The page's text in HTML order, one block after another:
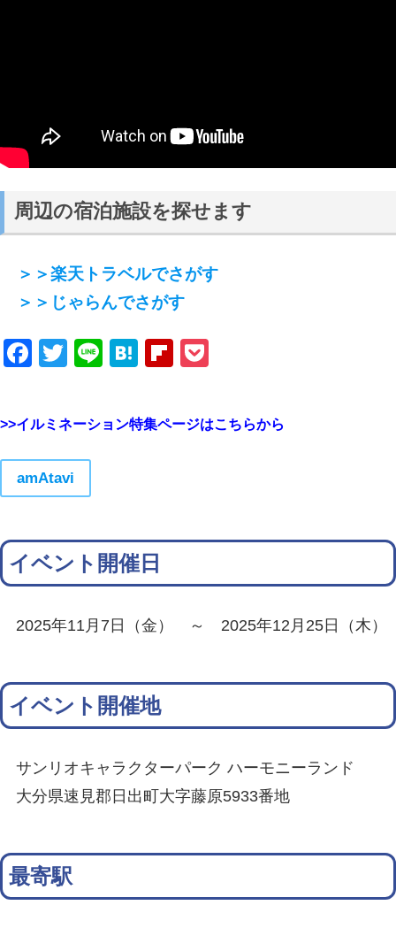
周辺の宿泊施設を探せます
＞＞楽天トラベルでさがす
＞＞じゃらんでさがす
Facebook
Twitter
LineHatenaFlipboard
>>イルミネーション特集ページはこちらから
amAtavi
イベント開催日
2025年11月7日（金） ～ 2025年12月25日（木）
イベント開催地
サンリオキャラクターパーク ハーモニーランド
大分県速見郡日出町大字藤原5933番地
最寄駅